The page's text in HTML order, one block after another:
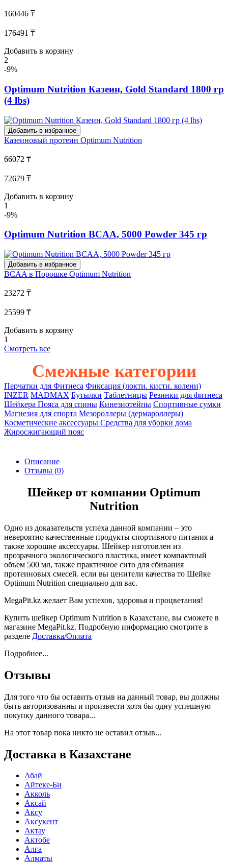
160446 ₸
176491 ₸
Добавить в корзину
2
-9%
Optimum Nutrition Казеин, Gold Standard 1800 гр
(4 lbs)
Добавить в избранное
Казеиновый протеин Optimum Nutrition
66072 ₸
72679 ₸
Добавить в корзину
1
-9%
Optimum Nutrition BCAA, 5000 Powder 345 гр
Добавить в избранное
BCAA в Порошке Optimum Nutrition
23272 ₸
25599 ₸
Добавить в корзину
1
Смотреть все
Смежные категории
Перчатки для Фитнеса Фиксация (локти. кисти. колени)
INZER MADMAX Бутылки Таблетницы Резинки для фитнеса
Шейкера Пояса для спины Кинезиотейпы Спортивные сумки
Магнезия для спорта Мезороллеры (дермароллеры)
Косметические аксессуары Средства для уборки дома
Жиросжигающий пояс
Описание
Отзывы (0)
Шейкер от компании Optimum
Nutrition
Одно из доказательств успеха данной компании – это
невероятно качественные продукты спортивного питания а
также хорошие аксессуары. Шейкер изготовлен из
прозрачного экологического пластика, имеет компактный
объем 500 мл, также практичное сито для сбивания
протеиновых смесей. если вы ценители качества то Шейке
Optimum Nutrition специально для вас.
MegaPit.kz желает Вам успехов, здоровья и процветания!
Купить шейкер Optimum Nutrition в Казахстане, вы сможете в
магазине MegaPit.kz. Подробную информацию смотрите в
разделе Доставка/Оплата
Подробнее...
Отзывы
Для того что бы оставить отзыв на данный товар, вы должны
быть авторизованны и произвести хотя бы одну успешную
покупку данного товара...
На этот товар пока никто не оставил отзыв...
Доставка в Казахстане
Абай
Айтеке-Би
Акколь
Аксай
Аксу
Аксукент
Актау
Актобе
Алга
Алматы